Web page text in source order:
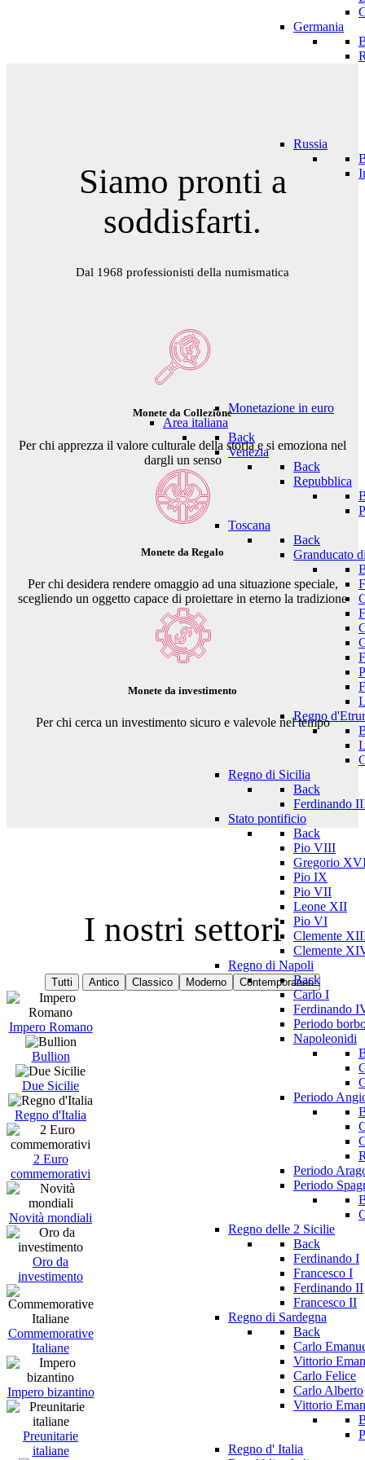
Germania
Russia
Monetazione in euro
Area italiana
Back
Venezia
Back
Repubblica
Toscana
Back
Granducato
Regno
Regno di Sicilia
Back
Ferdinando
Stato pontificio
Back
Pio VIII
Gregorio
Pio IX
Pio VII
Leone XII
Pio VI
Clemente
Clemente
Regno di Napoli
Back
Carlo I
Ferdinando
Periodo
Napoleonidi
Periodo
Periodo
Periodo
Regno delle 2 Sicilie
Back
Ferdinando I
Francesco I
Ferdinando II
Francesco II
Regno di Sardegna
Back
Carlo
Vittorio
Carlo Felice
Carlo Alberto
Vittorio
Regno d' Italia
Siamo pronti a
soddisfarti.
Dal 1968 professionisti della numismatica
Monete da Collezione
Per chi apprezza il valore culturale della storia e si emoziona nel
dargli un senso
Monete da Regalo
Per chi desidera rendere omaggio ad una situazione speciale,
scegliendo un oggetto capace di proiettare in eterno la tradizione
Monete da investimento
Per chi cerca un investimento sicuro e valevole nel tempo
I nostri settori
Tutti Antico Classico Moderno Contemporaneo
Impero Romano
Bullion
Due Sicilie
Regno d'Italia
2 Euro
commemorativi
Novità mondiali
Oro da
investimento
Commemorative
Italiane
Impero bizantino
Preunitarie
italiane